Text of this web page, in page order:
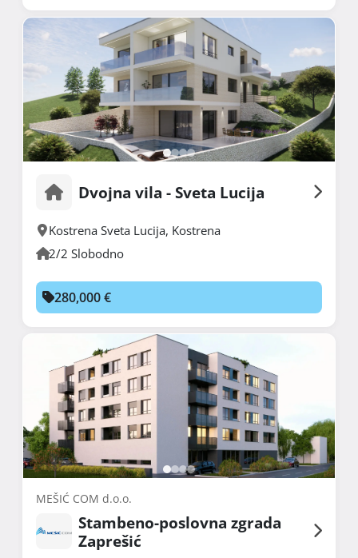
Dvojna vila - Sveta Lucija
Kostrena Sveta Lucija, Kostrena
2/2 Slobodno
280,000 €
MEŠIĆ COM d.o.o.
Stambeno-poslovna zgrada
Zaprešić